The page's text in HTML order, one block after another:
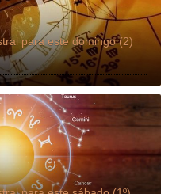
para este domingo (2)